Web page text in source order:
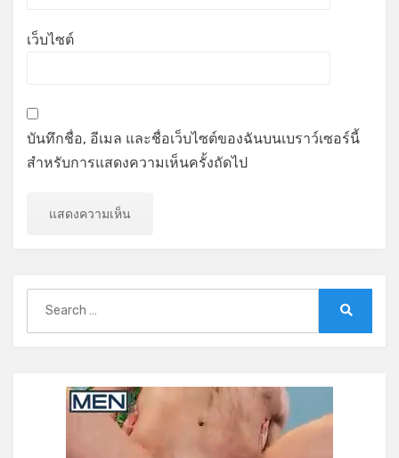
เว็บไซต์
บันทึกชื่อ, อีเมล และชื่อเว็บไซต์ของฉันบนเบราว์เซอร์นี้
สำหรับการแสดงความเห็นครั้งถัดไป
for: